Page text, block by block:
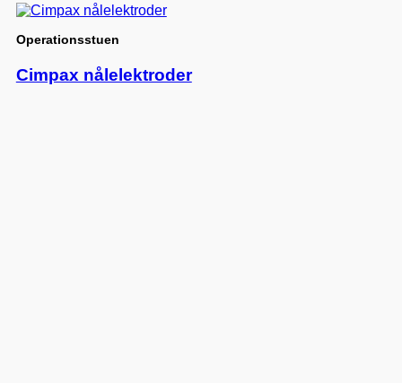
Operationsstuen
Cimpax nålelektroder